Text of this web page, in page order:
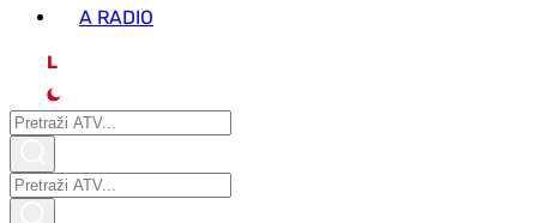
A RADIO
L